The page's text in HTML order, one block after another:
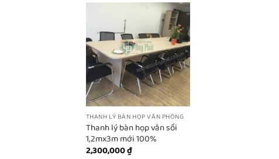
THANH LÝ BÀN HỌP VĂN PHÒNG
Thanh lý bàn họp vân sồi
1,2mx3m mới 100%
2,300,000₫